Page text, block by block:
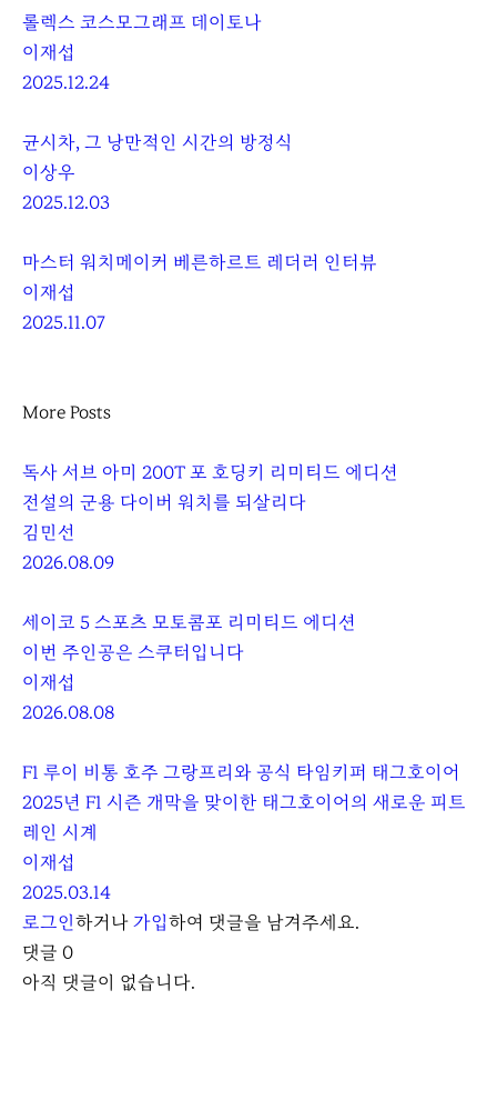
롤렉스 코스모그래프 데이토나
이재섭
2025.12.24
균시차, 그 낭만적인 시간의 방정식
이상우
2025.12.03
마스터 워치메이커 베른하르트 레더러 인터뷰
이재섭
2025.11.07
More Posts
독사 서브 아미 200T 포 호딩키 리미티드 에디션
전설의 군용 다이버 워치를 되살리다
김민선
2026.08.09
세이코 5 스포츠 모토콤포 리미티드 에디션
이번 주인공은 스쿠터입니다
이재섭
2026.08.08
F1 루이 비통 호주 그랑프리와 공식 타임키퍼 태그호이어
2025년 F1 시즌 개막을 맞이한 태그호이어의 새로운 피트
레인 시계
이재섭
2025.03.14
로그인하거나가입하여 댓글을 남겨주세요.
댓글 0
아직 댓글이 없습니다.